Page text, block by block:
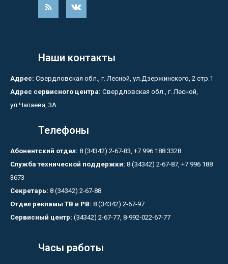
Наши контакты
Адрес: Свердловская обл., г. Лесной, ул.Дзержинского, 2 стр.1
Адрес сервисного центра: Свердловская обл., г. Лесной,
ул.Чапаева, 3А
Телефоны
Абонентский отдел: 8 (34342) 2-67-83, +7 996 188 3328
Служба технической поддержки: 8 (34342) 2-67-87, +7 996 188
3673
Секретарь: 8 (34342) 2-67-88
Отдел рекламы ТВ и РВ: 8 (34342) 2-67-97
Сервисный центр: (34342) 2-67-77, 8-992-022-67-77
Часы работы